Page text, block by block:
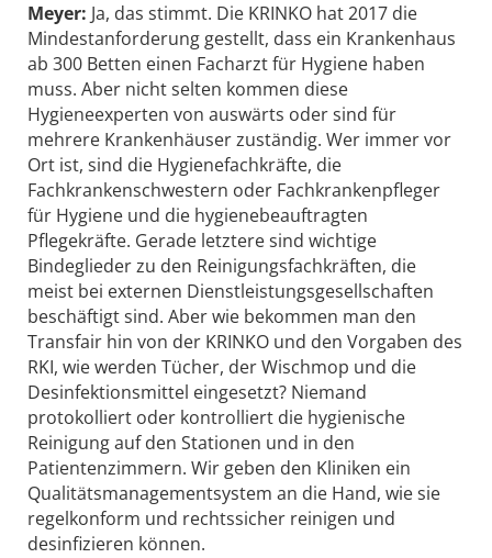
Meyer: Ja, das stimmt. Die KRINKO hat 2017 die
Mindestanforderung gestellt, dass ein Krankenhaus
ab 300 Betten einen Facharzt für Hygiene haben
muss. Aber nicht selten kommen diese
Hygieneexperten von auswärts oder sind für
mehrere Krankenhäuser zuständig. Wer immer vor
Ort ist, sind die Hygienefachkräfte, die
Fachkrankenschwestern oder Fachkrankenpfleger
für Hygiene und die hygienebeauftragten
Pflegekräfte. Gerade letztere sind wichtige
Bindeglieder zu den Reinigungsfachkräften, die
meist bei externen Dienstleistungsgesellschaften
beschäftigt sind. Aber wie bekommen man den
Transfair hin von der KRINKO und den Vorgaben des
RKI, wie werden Tücher, der Wischmop und die
Desinfektionsmittel eingesetzt? Niemand
protokolliert oder kontrolliert die hygienische
Reinigung auf den Stationen und in den
Patientenzimmern. Wir geben den Kliniken ein
Qualitätsmanagementsystem an die Hand, wie sie
regelkonform und rechtssicher reinigen und
desinfizieren können.